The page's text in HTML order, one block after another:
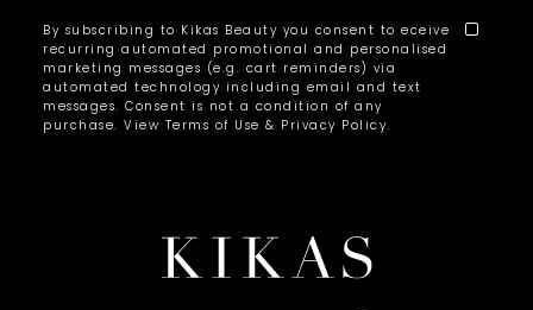
By subscribing to Kikas Beauty you consent to eceive
recurring automated promotional and personalised
marketing messages (e.g. cart reminders) via
automated technology including email and text
messages. Consent is not a condition of any
purchase. View Terms of Use & Privacy Policy.